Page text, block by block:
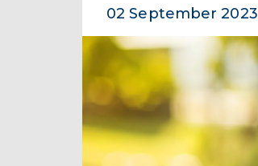
02 September 2023